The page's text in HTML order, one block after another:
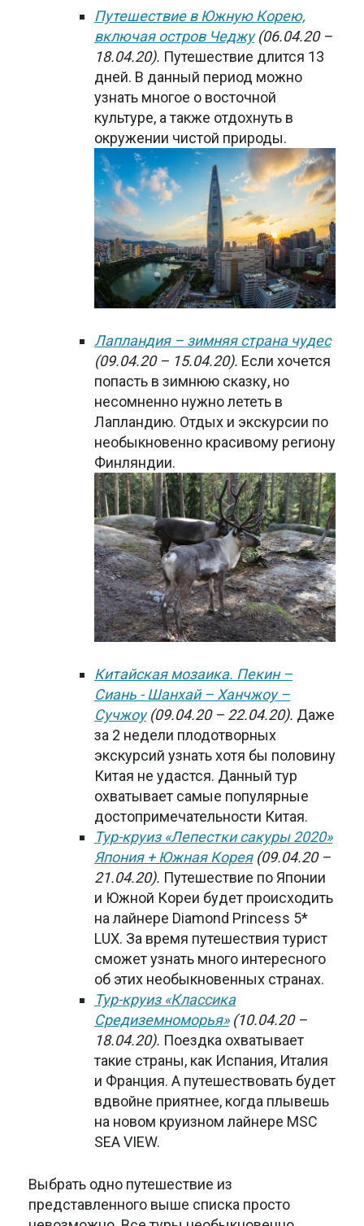
Путешествие в Южную Корею,
включая остров Чеджу(06.04.20 –
18.04.20). Путешествие длится 13
дней. В данный период можно
узнать многое о восточной
культуре, а также отдохнуть в
окружении чистой природы.
Лапландия – зимняя страна чудес
(09.04.20 – 15.04.20). Если хочется
попасть в зимнюю сказку, но
несомненно нужно лететь в
Лапландию. Отдых и экскурсии по
необыкновенно красивому региону
Финляндии.
Китайская мозаика. Пекин –
Сиань - Шанхай – Ханчжоу –
Сучжоу(09.04.20 – 22.04.20). Даже
за 2 недели плодотворных
экскурсий узнать хотя бы половину
Китая не удастся. Данный тур
охватывает самые популярные
достопримечательности Китая.
Тур-круиз «Лепестки сакуры 2020»
Япония + Южная Корея(09.04.20 –
21.04.20). Путешествие по Японии
и Южной Кореи будет происходить
на лайнере Diamond Princess 5*
LUX. За время путешествия турист
сможет узнать много интересного
об этих необыкновенных странах.
Тур-круиз «Классика
Средиземноморья»(10.04.20 –
18.04.20). Поездка охватывает
такие страны, как Испания, Италия
и Франция. А путешествовать будет
вдвойне приятнее, когда плывешь
на новом круизном лайнере MSC
SEA VIEW.
Выбрать одно путешествие из
представленного выше списка просто